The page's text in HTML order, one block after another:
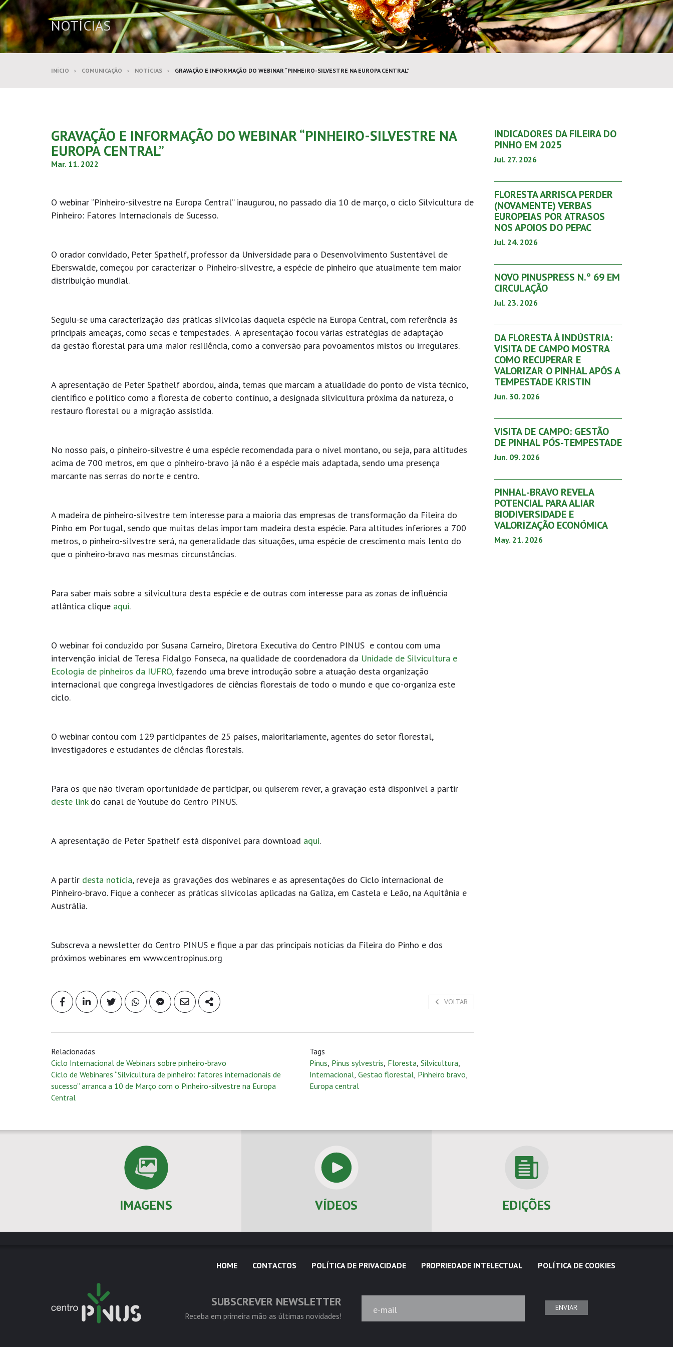
NOTÍCIAS
INÍCIO COMUNICAÇÃO NOTÍCIAS GRAVAÇÃO E INFORMAÇÃO DO WEBINAR “PINHEIRO-SILVESTRE NA EUROPA CENTRAL”
GRAVAÇÃO E INFORMAÇÃO DO WEBINAR “PINHEIRO-SILVESTRE NA
EUROPA CENTRAL”
Mar. 11. 2022
O webinar “Pinheiro-silvestre na Europa Central” inaugurou, no passado dia 10 de março, o ciclo Silvicultura de
Pinheiro: Fatores Internacionais de Sucesso.
O orador convidado, Peter Spathelf, professor da Universidade para o Desenvolvimento Sustentável de
Eberswalde, começou por caracterizar o Pinheiro-silvestre, a espécie de pinheiro que atualmente tem maior
distribuição mundial.
Seguiu-se uma caracterização das práticas silvícolas daquela espécie na Europa Central, com referência às
principais ameaças, como secas e tempestades. A apresentação focou várias estratégias de adaptação
da gestão florestal para uma maior resiliência, como a conversão para povoamentos mistos ou irregulares.
A apresentação de Peter Spathelf abordou, ainda, temas que marcam a atualidade do ponto de vista técnico,
científico e político como a floresta de coberto contínuo, a designada silvicultura próxima da natureza, o
restauro florestal ou a migração assistida.
No nosso país, o pinheiro-silvestre é uma espécie recomendada para o nível montano, ou seja, para altitudes
acima de 700 metros, em que o pinheiro-bravo já não é a espécie mais adaptada, sendo uma presença
marcante nas serras do norte e centro.
A madeira de pinheiro-silvestre tem interesse para a maioria das empresas de transformação da Fileira do
Pinho em Portugal, sendo que muitas delas importam madeira desta espécie. Para altitudes inferiores a 700
metros, o pinheiro-silvestre será, na generalidade das situações, uma espécie de crescimento mais lento do
que o pinheiro-bravo nas mesmas circunstâncias.
Para saber mais sobre a silvicultura desta espécie e de outras com interesse para as zonas de influência
atlântica clique aqui.
O webinar foi conduzido por Susana Carneiro, Diretora Executiva do Centro PINUS e contou com uma
intervenção inicial de Teresa Fidalgo Fonseca, na qualidade de coordenadora da Unidade de Silvicultura e
Ecologia de pinheiros da IUFRO,fazendo uma breve introdução sobre a atuação desta organização
internacional que congrega investigadores de ciências florestais de todo o mundo e que co-organiza este
ciclo.
O webinar contou com 129 participantes de 25 países, maioritariamente, agentes do setor florestal,
investigadores e estudantes de ciências florestais.
Para os que não tiveram oportunidade de participar, ou quiserem rever, a gravação está disponível a partir
deste linkdo canal de Youtube do Centro PINUS.
A apresentação de Peter Spathelf está disponível para download aqui.
A partir desta notícia, reveja as gravações dos webinares e as apresentações do Ciclo internacional de
Pinheiro-bravo. Fique a conhecer as práticas silvícolas aplicadas na Galiza, em Castela e Leão, na Aquitânia e
Austrália.
Subscreva a newsletter do Centro PINUS e fique a par das principais notícias da Fileira do Pinho e dos
próximos webinares em www.centropinus.org
VOLTAR
Relacionadas
Ciclo Internacional de Webinars sobre pinheiro-bravo
Ciclo de Webinares “Silvicultura de pinheiro: fatores internacionais de
sucesso” arranca a 10 de Março com o Pinheiro-silvestre na Europa
Central
Tags
Pinus, Pinus sylvestris, Floresta, Silvicultura,
Internacional, Gestao florestal, Pinheiro bravo,
Europa central
INDICADORES DA FILEIRA DO
PINHO EM 2025
Jul. 27. 2026
FLORESTA ARRISCA PERDER
(NOVAMENTE) VERBAS
EUROPEIAS POR ATRASOS
NOS APOIOS DO PEPAC
Jul. 24. 2026
NOVO PINUSPRESS N.º 69 EM
CIRCULAÇÃO
Jul. 23. 2026
DA FLORESTA À INDÚSTRIA:
VISITA DE CAMPO MOSTRA
COMO RECUPERAR E
VALORIZAR O PINHAL APÓS A
TEMPESTADE KRISTIN
Jun. 30. 2026
VISITA DE CAMPO: GESTÃO
DE PINHAL PÓS-TEMPESTADE
Jun. 09. 2026
PINHAL-BRAVO REVELA
POTENCIAL PARA ALIAR
BIODIVERSIDADE E
VALORIZAÇÃO ECONÓMICA
May. 21. 2026
IMAGENS VÍDEOS EDIÇÕES
HOME CONTACTOS POLÍTICA DE PRIVACIDADE PROPRIEDADE INTELECTUAL POLÍTICA DE COOKIES
SUBSCREVER NEWSLETTER
Receba em primeira mão as últimas novidades!
e-mail ENVIAR